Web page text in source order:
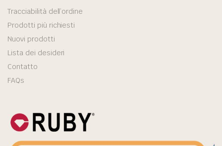
Tracciabilità dell’ordine
Prodotti più richiesti
Nuovi prodotti
Lista dei desideri
Contatto
FAQs